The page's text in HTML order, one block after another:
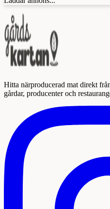
Hitta närproducerad mat direkt
gårdar, producenter och